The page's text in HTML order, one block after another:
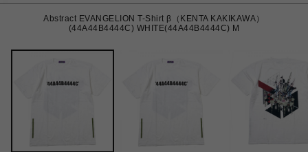
Abstract EVANGELION T-Shirt β（KENTA KAKIKAWA）
(44A44B4444C) WHITE(44A44B4444C) M